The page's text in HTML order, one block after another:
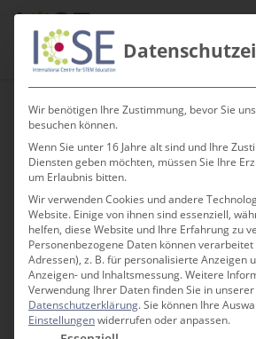
Skip
content
« Alle Veranstaltungen
Diese Veranstaltung hat
stattgefunden.
ICSE Academy
Wir benötigen Ihre Zustimmung, bevor Sie
besuchen können.
Wenn Sie unter 16 Jahre alt sind und Ihre
Diensten geben möchten, müssen Sie Ihre
um Erlaubnis bitten.
Wir verwenden Cookies und andere
Website. Einige von ihnen sind essenziell,
helfen, diese Website und Ihre Erfahrung zu
Personenbezogene Daten können verarbeitet
Adressen), z. B. für personalisierte Anzeigen
Anzeigen- und Inhaltsmessung.Weitere
Verwendung Ihrer Daten finden Sie in unserer
Datenschutzerklärung.Sie können Ihre
Einstellungenwiderrufen oder anpassen.
Es folgt eine Liste der